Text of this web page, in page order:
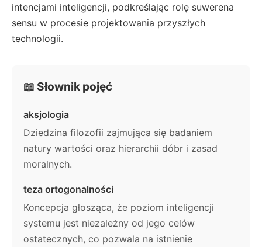
intencjami inteligencji, podkreślając rolę suwerena
sensu w procesie projektowania przyszłych
technologii.
📖 Słownik pojęć
aksjologia
Dziedzina filozofii zajmująca się badaniem
natury wartości oraz hierarchii dóbr i zasad
moralnych.
teza ortogonalności
Koncepcja głosząca, że poziom inteligencji
systemu jest niezależny od jego celów
ostatecznych, co pozwala na istnienie